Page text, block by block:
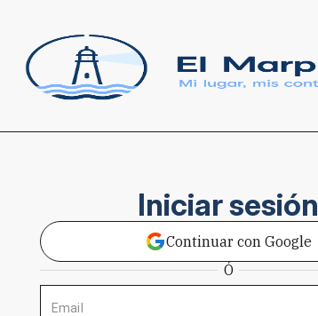
Iniciar sesión
Continuar con Google
Ó
Email